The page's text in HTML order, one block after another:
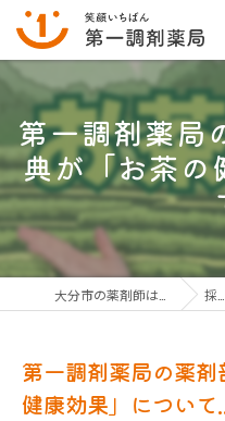
第一調剤薬局
典が「お茶の
採用ブログ
第一調剤薬局の薬
健康効果」について